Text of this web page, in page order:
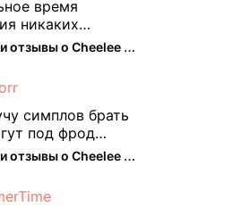
прокачки
время
никаких
проекта у
но в
то его
(было много
решил отси ...
Чат, форум и отзывы о Cheelee (CHEELEE) - The Hedger
симплов брать
под фрод
на 2 парах +
нормальный🤓
Чат, форум и отзывы о Cheelee (CHEELEE) - The Hedger